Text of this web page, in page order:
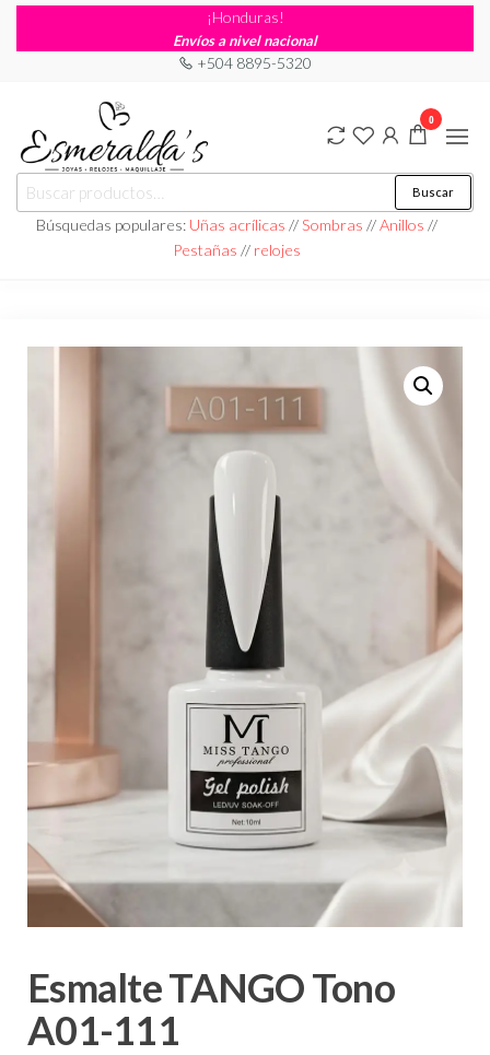
¡Honduras!
Envíos a nivel nacional
+504 8895-5320
Joyería
Esmeraldas
Joyería |
Maquillaje
|
Relojería
Buscar
Búsquedas populares: Uñas acrílicas //Sombras //Anillos //
Pestañas // relojes
0
Esmalte TANGO Tono
A01-111